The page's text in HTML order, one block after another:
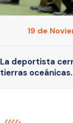
19 de
La deportista
tierras oceánicas.